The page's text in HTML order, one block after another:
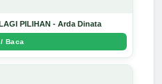
PILIHAN - Arda Dinata
Baca